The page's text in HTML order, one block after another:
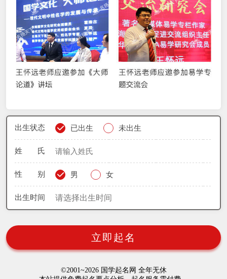
出生状态 已出生 未出生
姓 氏
性 别 男 女
出生时间
立即起名
©2001~2026 国学起名网 全年无休